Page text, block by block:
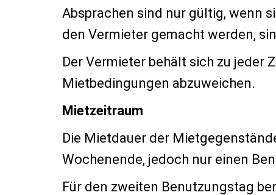
Absprachen sind nur gültig, wenn
den Vermieter gemacht werden,
Der Vermieter behält sich zu jeder
Mietbedingungen abzuweichen.
Mietzeitraum
Die Mietdauer der
Wochenende, jedoch nur einen
Für den zweiten Benutzungstag